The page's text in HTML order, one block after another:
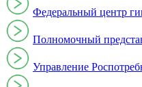
Федеральный центр
Полномочный
Управление